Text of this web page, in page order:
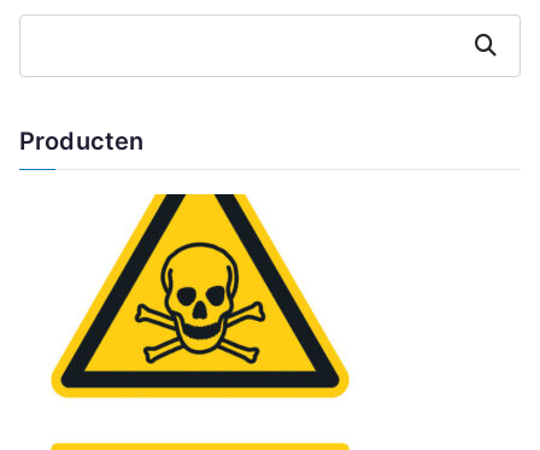
Zoeken
Producten